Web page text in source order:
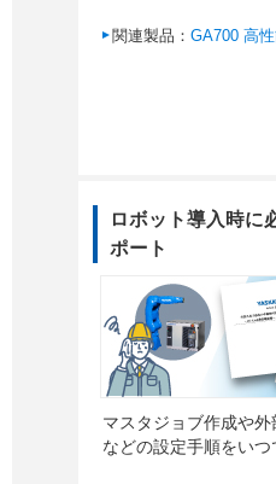
関連製品： GA700 高
ロボット導入時に
ポート
マスタジョブ作成や
などの設定手順をい